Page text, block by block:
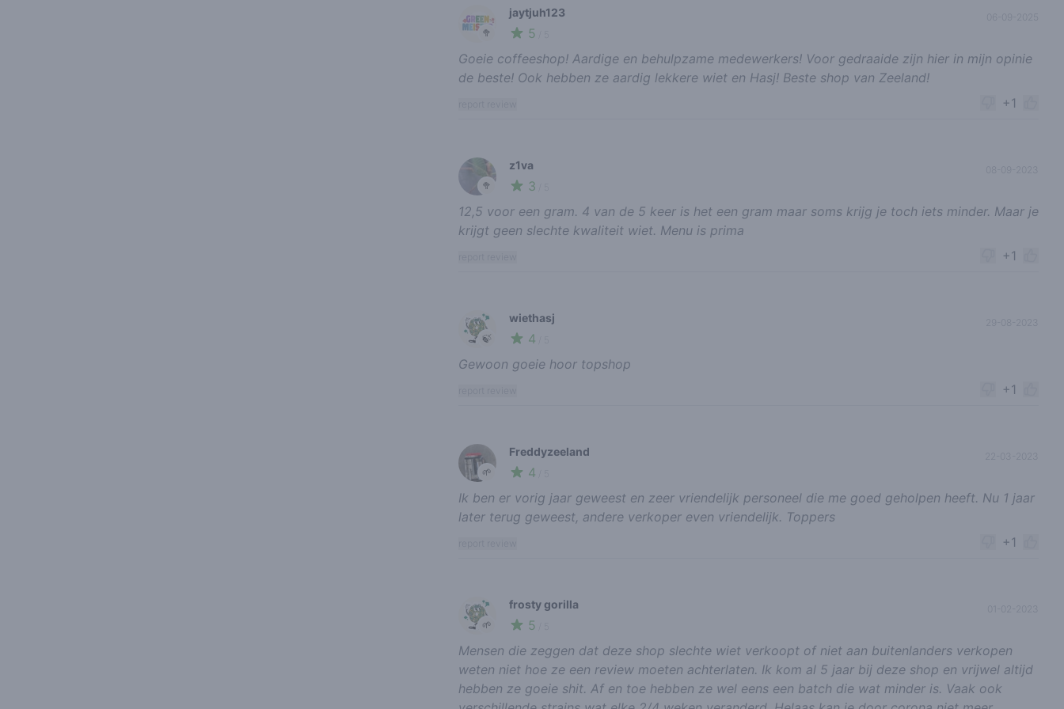
🥦
jaytjuh123
5
Goeie coffeeshop! Aardige en behulpzame medewerkers! Voor gedraaide zijn hier in mijn opinie
de beste! Ook hebben ze aardig lekkere wiet en Hasj! Beste shop van Zeeland!
+1
🥦
z1va
3
08-09-2023
12,5 voor een gram. 4 van de 5 keer is het een gram maar soms krijg je toch iets minder. Maar je
krijgt geen slechte kwaliteit wiet. Menu is prima
+1
🍃
wiethasj
4
29-08-2023
Gewoon goeie hoor topshop
+1
🌱
Freddyzeeland
4
22-03-2023
Ik ben er vorig jaar geweest en zeer vriendelijk personeel die me goed geholpen heeft. Nu 1 jaar
later terug geweest, andere verkoper even vriendelijk. Toppers
+1
🌱
frosty gorilla
5
01-02-2023
Mensen die zeggen dat deze shop slechte wiet verkoopt of niet aan buitenlanders verkopen
weten niet hoe ze een review moeten achterlaten. Ik kom al 5 jaar bij deze shop en vrijwel altijd
hebben ze goeie shit. Af en toe hebben ze wel eens een batch die wat minder is. Vaak ook